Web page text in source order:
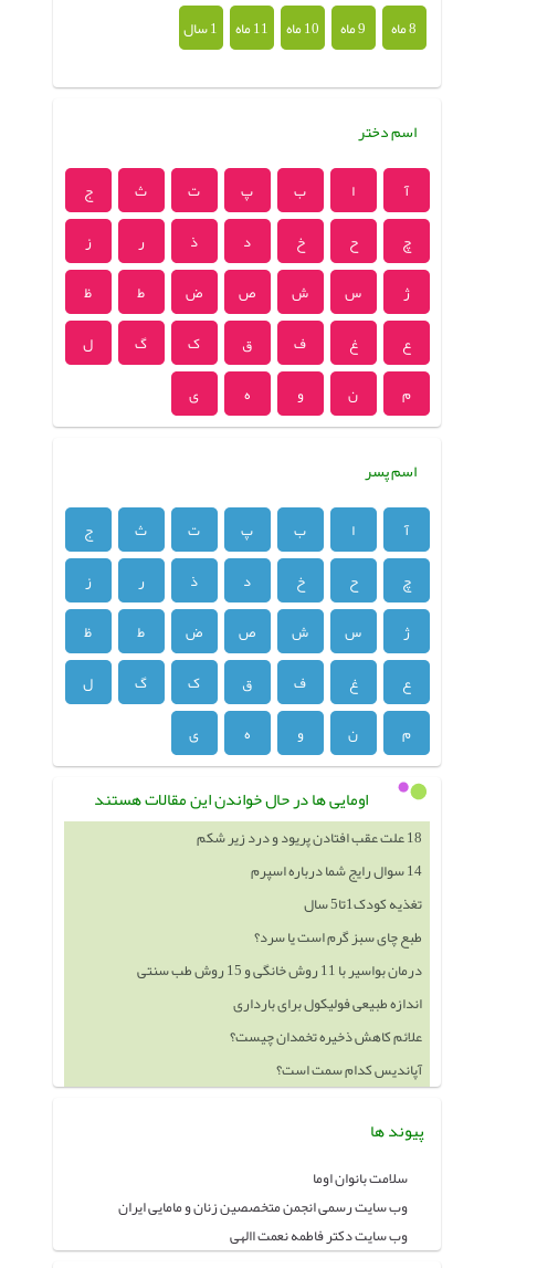
8 ماه
9 ماه 10 ماه 11 ماه 1 سال
اسم دختر
آ ا ب پ ت ث
ج
چ
ح خ د ذ ر
ز
ژ
س ش ص ض ط
ظ
ع
غ ف ق ک گ
ل
م
ن و ه ی
اسم پسر
آ ا ب پ ت ث
ج
چ
ح خ د ذ ر
ز
ژ
س ش ص ض ط
ظ
ع
غ ف ق ک گ
ل
م
ن و ه ی
اومایی ها در حال خواندن این مقالات هستند
18 علت عقب افتادن پریود و درد زیر شکم
14 سوال رایج شما درباره اسپرم
تغذیه کودک1تا5 سال
طبع چای سبز گرم است یا سرد؟
درمان بواسیر با 11 روش خانگی و 15 روش طب سنتی
اندازه طبیعی فولیکول برای بارداری
علائم کاهش ذخیره تخمدان چیست؟
آپاندیس کدام سمت است؟
پیوند ها
سلامت بانوان اوما
وب سایت رسمی انجمن متخصصین زنان و مامایی ایران
وب سایت دکتر فاطمه نعمت االهی